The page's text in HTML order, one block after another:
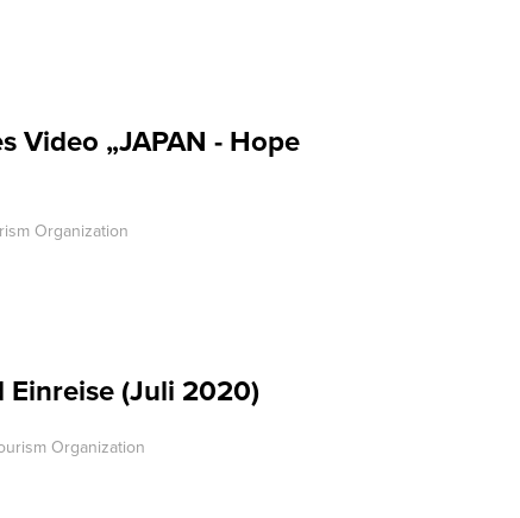
Video „JAPAN - Hope
Organization
Einreise (Juli 2020)
Organization